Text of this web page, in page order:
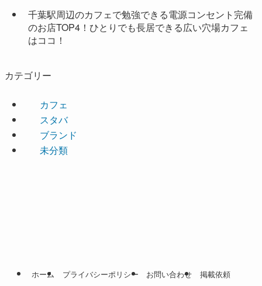
千葉駅周辺のカフェで勉強できる電源コンセント完備
のお店TOP4！ひとりでも長居できる広い穴場カフェ
はココ！
カテゴリー
カフェ
スタバ
ブランド
未分類
ホーム プライバシーポリシー お問い合わせ 掲載依頼